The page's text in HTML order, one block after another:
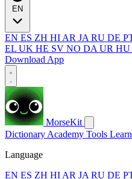
EN ES ZH HI AR JA RU DE
EL UK HE SV NO DA UR HU
Download App
MorseKit
Dictionary Academy Tools Learn
Language
EN ES ZH HI AR JA RU DE